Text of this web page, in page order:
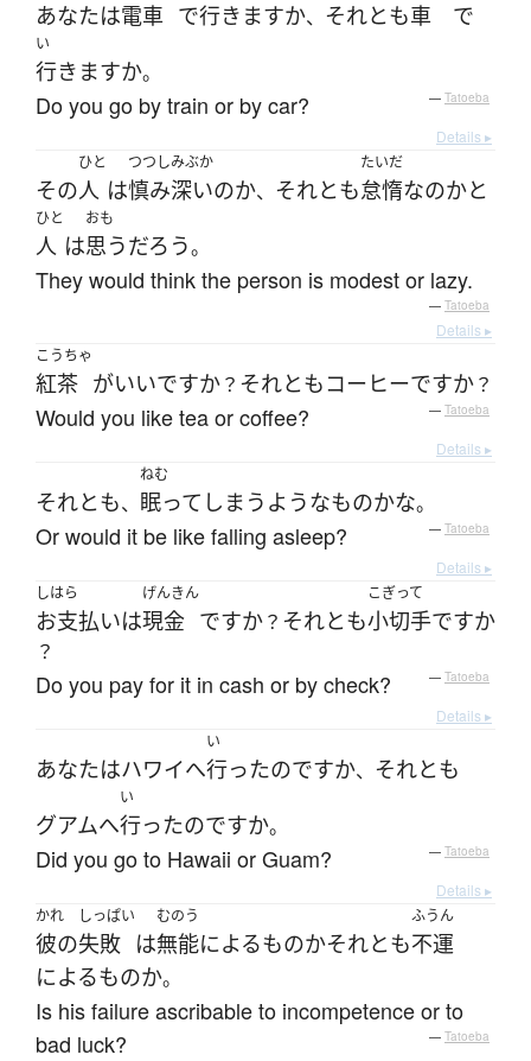
あなたは電車 で行きますか、 それとも車 で
い
行きますか。
Do you go by train or by car? — Tatoeba
Details ▸
その
ひと
人 は
つつしみぶか
慎み深いのか、 それとも
たいだ
怠惰なのかと
ひと
人 は
おも
思うだろう。
They would think the person is modest or lazy.
— Tatoeba
Details ▸
こうちゃ
紅茶 がいいですか？ それともコーヒーですか？
Would you like tea or coffee? — Tatoeba
Details ▸
それとも、
ねむ
眠って しまう ようなものかな。
Or would it be like falling asleep? — Tatoeba
Details ▸
しはら
お支払いは
げんきん
現金 ですか？ それとも
こぎって
小切手ですか
？
Do you pay for it in cash or by check? — Tatoeba
Details ▸
あなたはハワイへ
い
行ったのですか、 それとも
グアムへ
い
行ったのですか。
Did you go to Hawaii or Guam? — Tatoeba
Details ▸
かれ
彼の
しっぱい
失敗 は
むのう
無能によるものかそれとも
ふうん
不運
によるものか。
Is his failure ascribable to incompetence or to
bad luck?
— Tatoeba